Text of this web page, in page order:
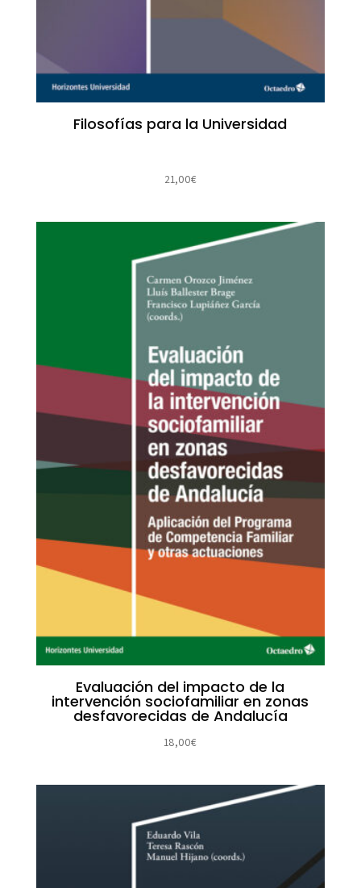
Filosofías para la Universidad
21,00€
Evaluación del impacto de la
intervención sociofamiliar en zonas
desfavorecidas de Andalucía
18,00€